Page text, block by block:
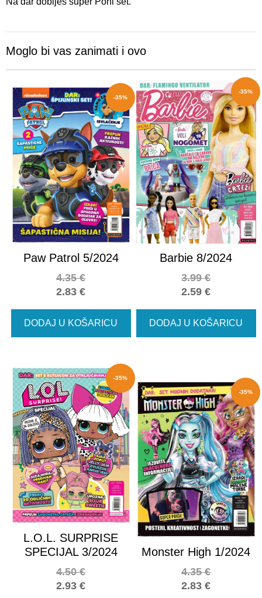
Moglo bi vas zanimati i ovo
-35%
Paw Patrol 5/2024
2.83€
4.35€
DODAJ U KOŠARICU
-35%
Barbie 8/2024
2.59€
3.99€
DODAJ U KOŠARICU
-35%
L.O.L. SURPRISE
SPECIJAL 3/2024
2.93€
4.50€
-35%
Monster High 1/2024
2.83€
4.35€